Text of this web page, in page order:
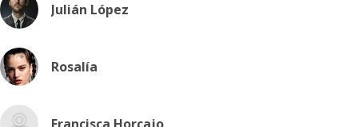
Julián López
Rosalía